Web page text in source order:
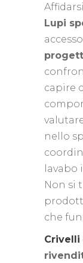
Lupi
capire
nello
Non si
che
Crivelli